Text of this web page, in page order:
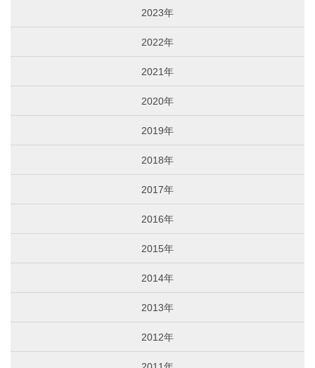
2023年
2022年
2021年
2020年
2019年
2018年
2017年
2016年
2015年
2014年
2013年
2012年